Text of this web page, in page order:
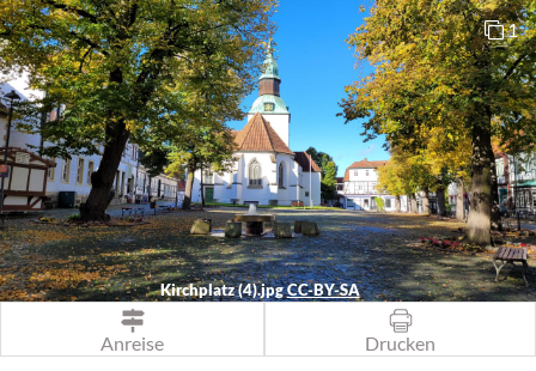
Kirchplatz (4).jpgCC-BY-SA
1
Anreise Drucken